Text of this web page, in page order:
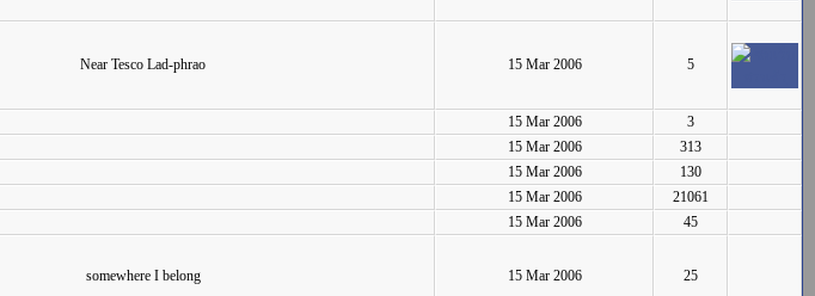
Near Tesco Lad-phrao 15 Mar 2006 5
15 Mar 2006
3
15 Mar 2006
313
15 Mar 2006
130
15 Mar 2006
21061
15 Mar 2006 45
somewhere I belong 15 Mar 2006 25